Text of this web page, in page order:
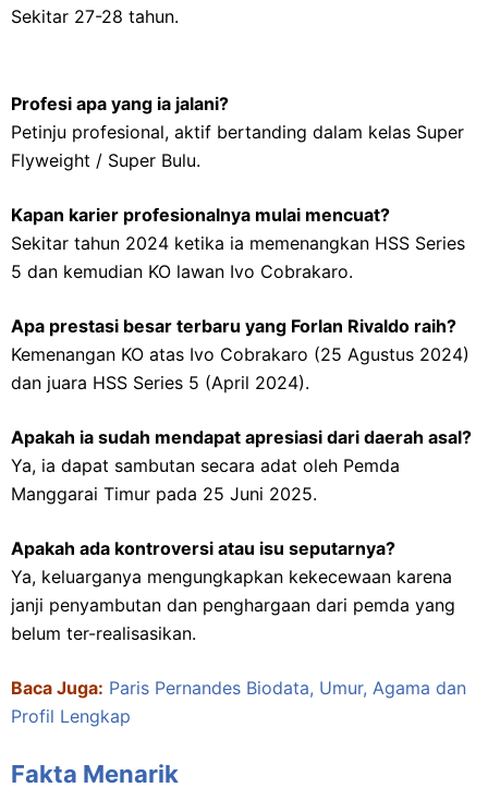
Sekitar 27-28 tahun.
Profesi apa yang ia jalani?
Petinju profesional, aktif bertanding dalam kelas Super
Flyweight / Super Bulu.
Kapan karier profesionalnya mulai mencuat?
Sekitar tahun 2024 ketika ia memenangkan HSS Series
5 dan kemudian KO lawan Ivo Cobrakaro.
Apa prestasi besar terbaru yang Forlan Rivaldo raih?
Kemenangan KO atas Ivo Cobrakaro (25 Agustus 2024)
dan juara HSS Series 5 (April 2024).
Apakah ia sudah mendapat apresiasi dari daerah asal?
Ya, ia dapat sambutan secara adat oleh Pemda
Manggarai Timur pada 25 Juni 2025.
Apakah ada kontroversi atau isu seputarnya?
Ya, keluarganya mengungkapkan kekecewaan karena
janji penyambutan dan penghargaan dari pemda yang
belum ter-realisasikan.
Baca Juga: Paris Pernandes Biodata, Umur, Agama dan
Profil Lengkap
Fakta Menarik